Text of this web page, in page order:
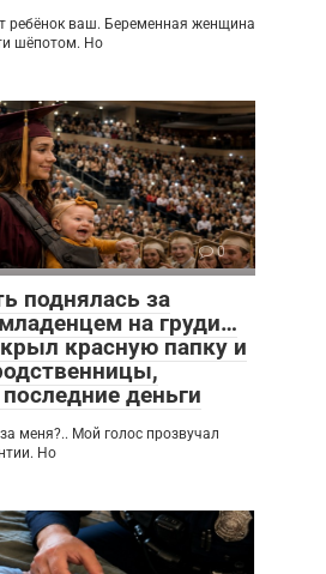
ребёнок ваш. Беременная женщина
шёпотом. Но
0
поднялась за
на груди…
красную папку и
деньги
меня?.. Мой голос прозвучал
Но